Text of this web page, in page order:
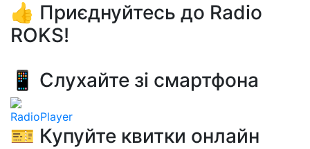
👍 Приєднуйтесь до Radio
ROKS!
📱 Слухайте зі смартфона
RadioPlayer
🎫 Купуйте квитки онлайн